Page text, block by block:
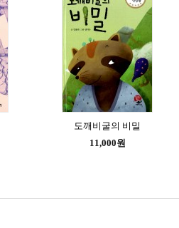
도깨비굴의 비밀
11,000원